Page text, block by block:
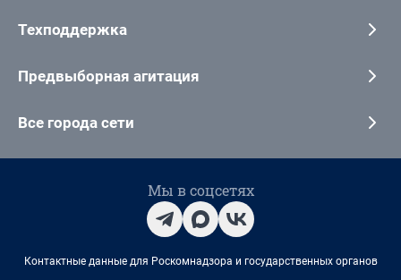
Техподдержка
Предвыборная агитация
Все города сети
Мы в соцсетях
Контактные данные для Роскомнадзора и государственных органов